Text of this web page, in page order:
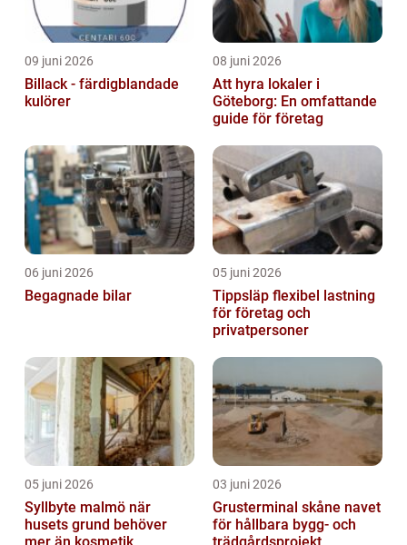
09 juni 2026
Billack - färdigblandade
kulörer
08 juni 2026
Att hyra lokaler i
Göteborg: En omfattande
guide för företag
06 juni 2026
Begagnade bilar
05 juni 2026
Tippsläp flexibel lastning
för företag och
privatpersoner
05 juni 2026
Syllbyte malmö när
husets grund behöver
mer än kosmetik
03 juni 2026
Grusterminal skåne navet
för hållbara bygg- och
trädgårdsprojekt